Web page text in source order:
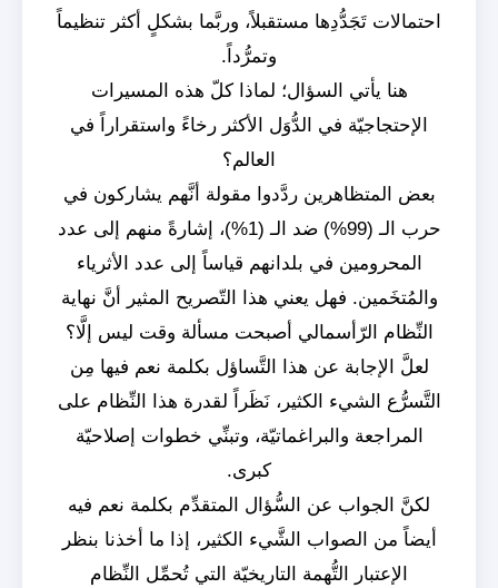
احتمالات تَجَدُّدِها مستقبلاً، وربَّما بشكلٍ أكثر تنظيماً
وتمرُّداً.
هنا يأتي السؤال؛ لماذا كلّ هذه المسيرات
الإحتجاجيّة في الدُّوَل الأكثر رخاءً واستقراراً في
العالم؟
بعض المتظاهرين ردَّدوا مقولة أنَّهم يشاركون في
حرب الـ (99%) ضد الـ (1%)، إشارةً منهم إلى عدد
المحرومين في بلدانهم قياساً إلى عدد الأثرياء
والمُتخَمين. فهل يعني هذا التّصريح المثير أنَّ نهاية
النِّظام الرّأسمالي أصبحت مسألة وقت ليس إلَّا؟
لعلَّ الإجابة عن هذا التَّساؤل بكلمة نعم فيها مِن
التَّسرُّع الشيء الكثير، نَظَراً لقدرة هذا النِّظام على
المراجعة والبراغماتيّة، وتبنِّي خطوات إصلاحيّة
كبرى.
لكنَّ الجواب عن السُّؤال المتقدِّم بكلمة نعم فيه
أيضاً من الصواب الشَّيء الكثير، إذا ما أخذنا بنظر
الإعتبار التُّهمة التاريخيّة التي تُحمِّل النِّظام